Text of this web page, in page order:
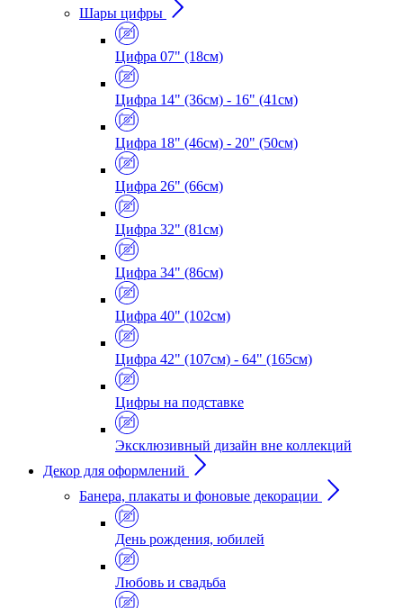
Шары цифры
Цифра 07" (18см)
Цифра 14" (36см) - 16" (41см)
Цифра 18" (46см) - 20" (50см)
Цифра 26" (66см)
Цифра 32" (81см)
Цифра 34" (86см)
Цифра 40" (102см)
Цифра 42" (107см) - 64" (165см)
Цифры на подставке
Эксклюзивный дизайн вне коллекций
Декор для оформлений
Банера, плакаты и фоновые декорации
День рождения, юбилей
Любовь и свадьба